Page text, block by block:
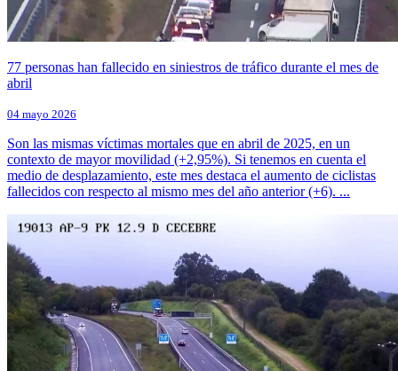
77 personas han fallecido en siniestros de tráfico durante el mes de
abril
04 mayo 2026
Son las mismas víctimas mortales que en abril de 2025, en un
contexto de mayor movilidad (+2,95%). Si tenemos en cuenta el
medio de desplazamiento, este mes destaca el aumento de ciclistas
fallecidos con respecto al mismo mes del año anterior (+6). ...